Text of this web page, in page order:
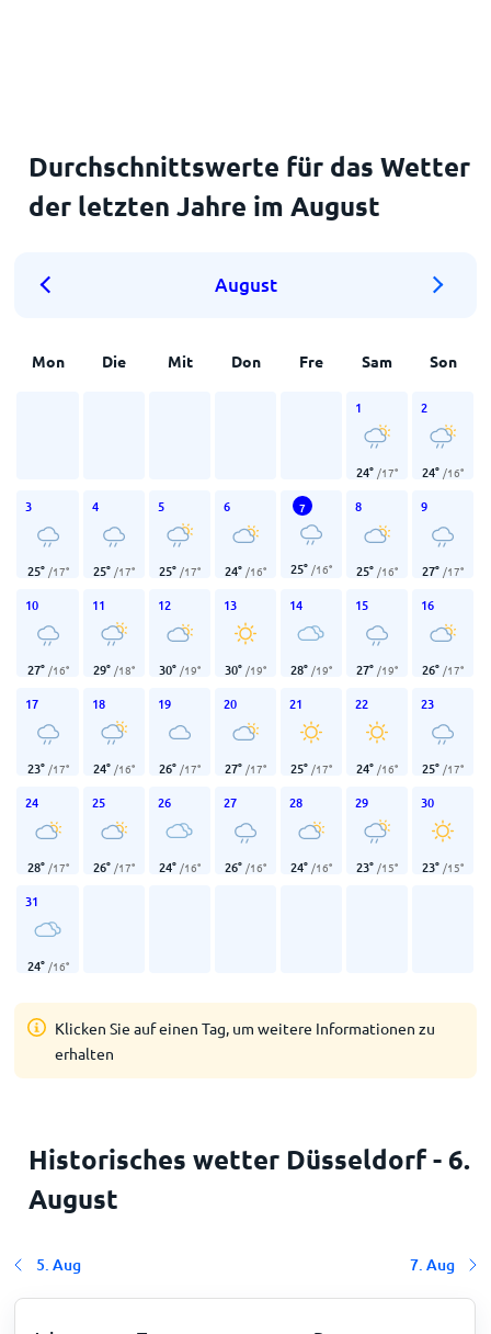
Durchschnittswerte für das Wetter
der letzten Jahre im August
August
Mon Die Mit Don Fre Sam Son
1
24° /17°
2
24° /16°
3
25° /17°
4
25° /17°
5
25° /17°
6
24° /16°
7
25° /16°
8
25° /16°
9
27° /17°
10
27° /16°
11
29° /18°
12
30° /19°
13
30° /19°
14
28° /19°
15
27° /19°
16
26° /17°
17
23° /17°
18
24° /16°
19
26° /17°
20
27° /17°
21
25° /17°
22
24° /16°
23
25° /17°
24
28° /17°
25
26° /17°
26
24° /16°
27
26° /16°
28
24° /16°
29
23° /15°
30
23° /15°
31
24° /16°
Klicken Sie auf einen Tag, um weitere Informationen zu
erhalten
Historisches wetter Düsseldorf - 6.
August
5. Aug 7. Aug